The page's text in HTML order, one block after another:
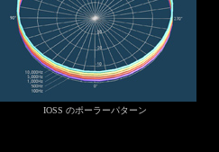
IOSS のポーラーパターン